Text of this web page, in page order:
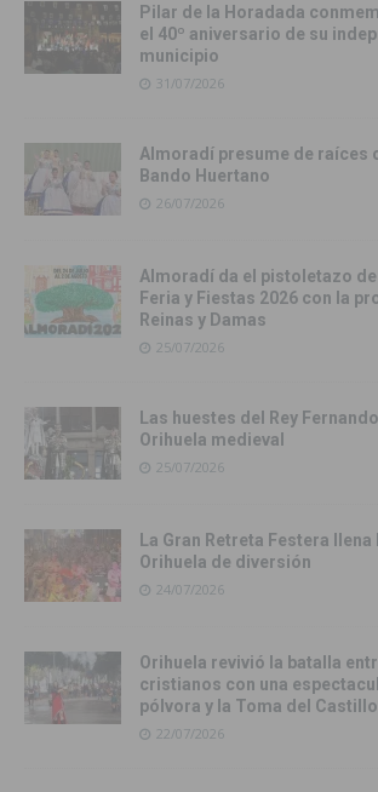
Pilar de la Horadada
el 40º aniversario de su
municipio
31/07/2026
Almoradí presume de raíces
Bando Huertano
26/07/2026
Almoradí da el pistoletazo
Feria y Fiestas 2026 con la
Reinas y Damas
25/07/2026
Las huestes del Rey
Orihuela medieval
25/07/2026
La Gran Retreta Festera
Orihuela de diversión
24/07/2026
Orihuela revivió la batalla
cristianos con una
pólvora y la Toma del Castillo
22/07/2026